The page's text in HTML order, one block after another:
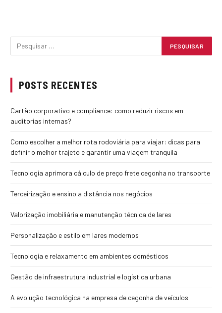
POSTS RECENTES
Cartão corporativo e compliance: como reduzir riscos em
auditorias internas?
Como escolher a melhor rota rodoviária para viajar: dicas para
definir o melhor trajeto e garantir uma viagem tranquila
Tecnologia aprimora cálculo de preço frete cegonha no transporte
Terceirização e ensino a distância nos negócios
Valorização imobiliária e manutenção técnica de lares
Personalização e estilo em lares modernos
Tecnologia e relaxamento em ambientes domésticos
Gestão de infraestrutura industrial e logística urbana
A evolução tecnológica na empresa de cegonha de veículos